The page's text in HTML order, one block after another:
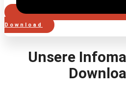
Download
Unsere